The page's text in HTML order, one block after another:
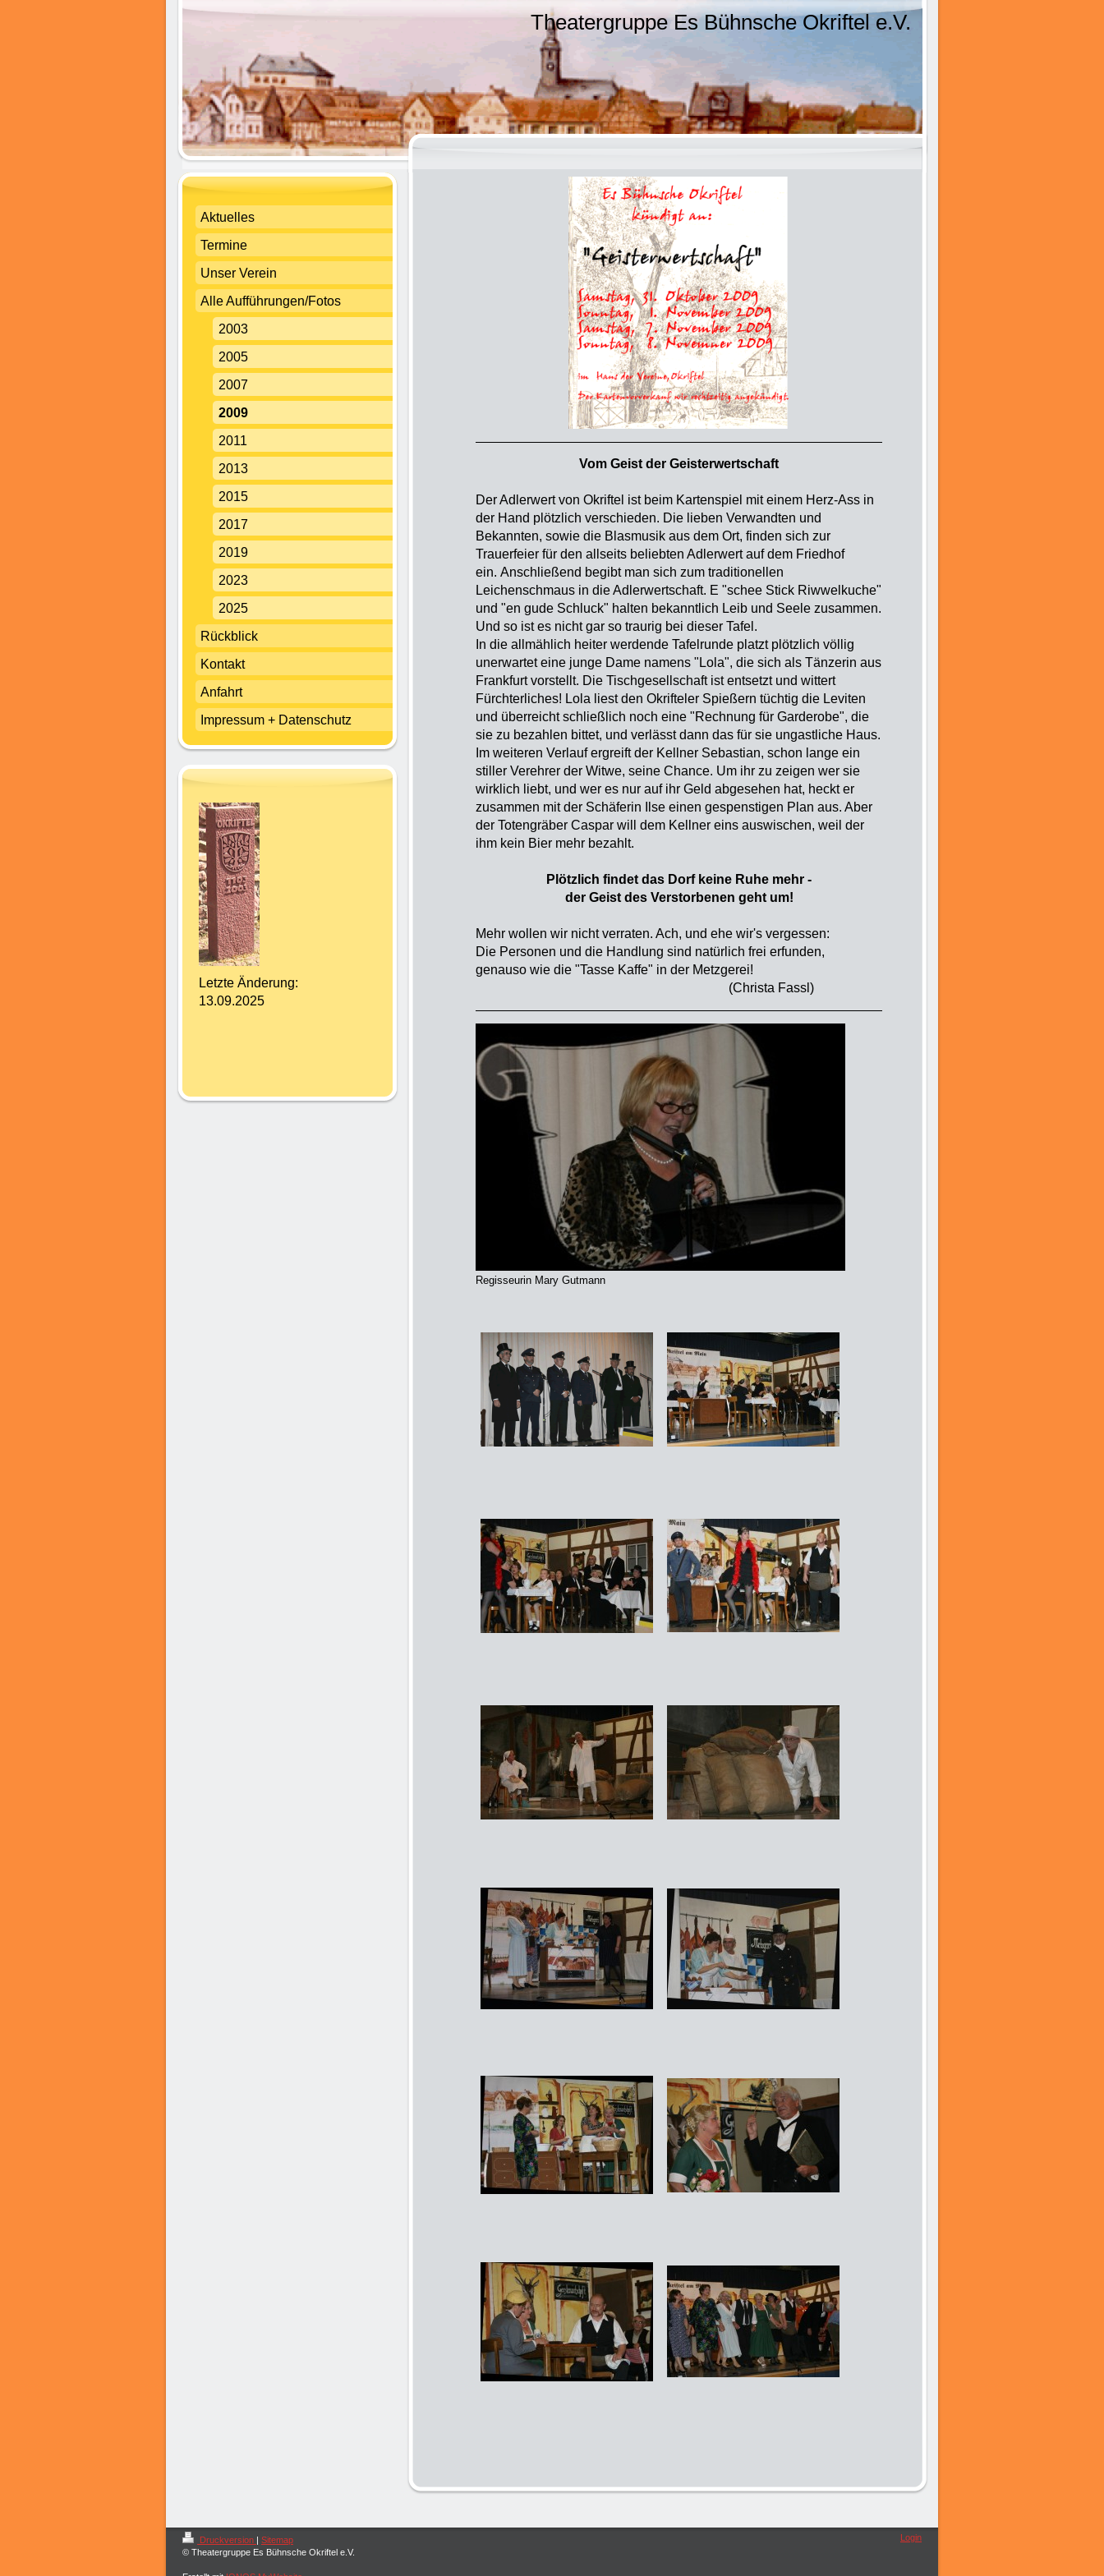
Theatergruppe Es Bühnsche Okriftel e.V.
Vom Geist der Geisterwertschaft
Der Adlerwert von Okriftel ist beim Kartenspiel mit einem Herz-Ass in
der Hand plötzlich verschieden. Die lieben Verwandten und
Bekannten, sowie die Blasmusik aus dem Ort, finden sich zur
Trauerfeier für den allseits beliebten Adlerwert auf dem Friedhof
ein. Anschließend begibt man sich zum traditionellen
Leichenschmaus in die Adlerwertschaft. E "schee Stick Riwwelkuche"
und "en gude Schluck" halten bekanntlich Leib und Seele zusammen.
Und so ist es nicht gar so traurig bei dieser Tafel.
In die allmählich heiter werdende Tafelrunde platzt plötzlich völlig
unerwartet eine junge Dame namens "Lola", die sich als Tänzerin aus
Frankfurt vorstellt. Die Tischgesellschaft ist entsetzt und wittert
Fürchterliches! Lola liest den Okrifteler Spießern tüchtig die Leviten
und überreicht schließlich noch eine "Rechnung für Garderobe", die
sie zu bezahlen bittet, und verlässt dann das für sie ungastliche Haus.
Im weiteren Verlauf ergreift der Kellner Sebastian, schon lange ein
stiller Verehrer der Witwe, seine Chance. Um ihr zu zeigen wer sie
wirklich liebt, und wer es nur auf ihr Geld abgesehen hat, heckt er
zusammen mit der Schäferin Ilse einen gespenstigen Plan aus. Aber
der Totengräber Caspar will dem Kellner eins auswischen, weil der
ihm kein Bier mehr bezahlt.
Plötzlich findet das Dorf keine Ruhe mehr -
der Geist des Verstorbenen geht um!
Mehr wollen wir nicht verraten. Ach, und ehe wir's vergessen:
Die Personen und die Handlung sind natürlich frei erfunden,
genauso wie die "Tasse Kaffe" in der Metzgerei!
(Christa Fassl)
Regisseurin Mary Gutmann
Aktuelles
Termine
Unser Verein
Alle Aufführungen/Fotos
2003
2005
2007
2009
2011
2013
2015
2017
2019
2023
2025
Rückblick
Kontakt
Anfahrt
Impressum + Datenschutz
Letzte Änderung:
13.09.2025
Druckversion | Sitemap
© Theatergruppe Es Bühnsche Okriftel e.V.
Login